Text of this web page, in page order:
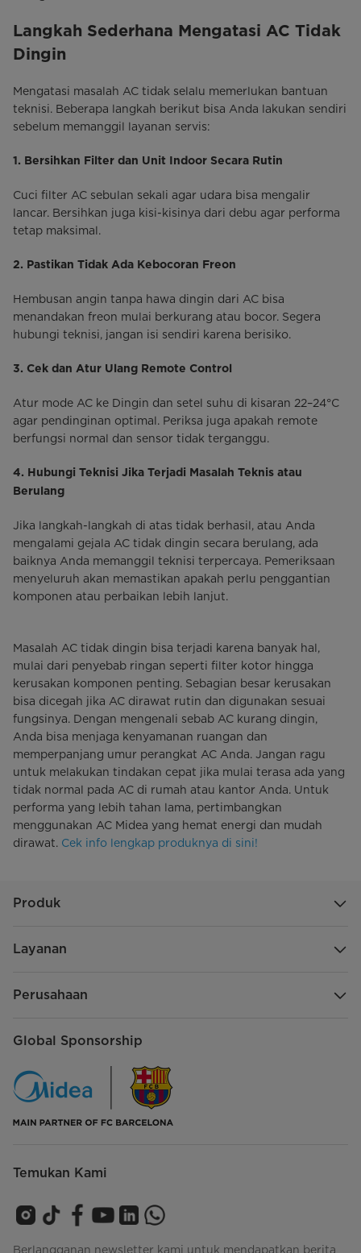
Langkah Sederhana Mengatasi AC Tidak
Dingin
Mengatasi masalah AC tidak selalu memerlukan bantuan
teknisi. Beberapa langkah berikut bisa Anda lakukan sendiri
sebelum memanggil layanan servis:
1. Bersihkan Filter dan Unit Indoor Secara Rutin
Cuci filter AC sebulan sekali agar udara bisa mengalir
lancar. Bersihkan juga kisi-kisinya dari debu agar performa
tetap maksimal.
2. Pastikan Tidak Ada Kebocoran Freon
Hembusan angin tanpa hawa dingin dari AC bisa
menandakan freon mulai berkurang atau bocor. Segera
hubungi teknisi, jangan isi sendiri karena berisiko.
3. Cek dan Atur Ulang Remote Control
Atur mode AC ke Dingin dan setel suhu di kisaran 22–24°C
agar pendinginan optimal. Periksa juga apakah remote
berfungsi normal dan sensor tidak terganggu.
4. Hubungi Teknisi Jika Terjadi Masalah Teknis atau
Berulang
Jika langkah-langkah di atas tidak berhasil, atau Anda
mengalami gejala AC tidak dingin secara berulang, ada
baiknya Anda memanggil teknisi terpercaya. Pemeriksaan
menyeluruh akan memastikan apakah perlu penggantian
komponen atau perbaikan lebih lanjut.
Masalah AC tidak dingin bisa terjadi karena banyak hal,
mulai dari penyebab ringan seperti filter kotor hingga
kerusakan komponen penting. Sebagian besar kerusakan
bisa dicegah jika AC dirawat rutin dan digunakan sesuai
fungsinya. Dengan mengenali sebab AC kurang dingin,
Anda bisa menjaga kenyamanan ruangan dan
memperpanjang umur perangkat AC Anda. Jangan ragu
untuk melakukan tindakan cepat jika mulai terasa ada yang
tidak normal pada AC di rumah atau kantor Anda. Untuk
performa yang lebih tahan lama, pertimbangkan
menggunakan AC Midea yang hemat energi dan mudah
dirawat. Cek info lengkap produknya di sini!
Produk
Layanan
Perusahaan
Global Sponsorship
Temukan Kami
Berlangganan newsletter kami untuk mendapatkan berita